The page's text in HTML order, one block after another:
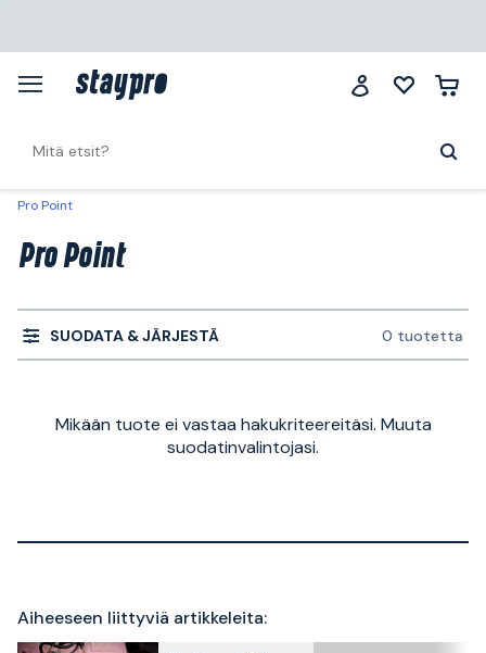
Pro Point
Pro Point
SUODATA & JÄRJESTÄ 0 tuotetta
Mikään tuote ei vastaa hakukriteereitäsi. Muuta
suodatinvalintojasi.
Aiheeseen liittyviä artikkeleita: